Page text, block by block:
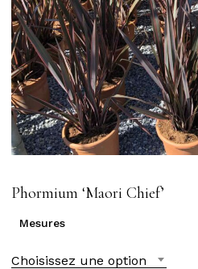
Phormium ‘Maori Chief’
Mesures
Choisissez une option